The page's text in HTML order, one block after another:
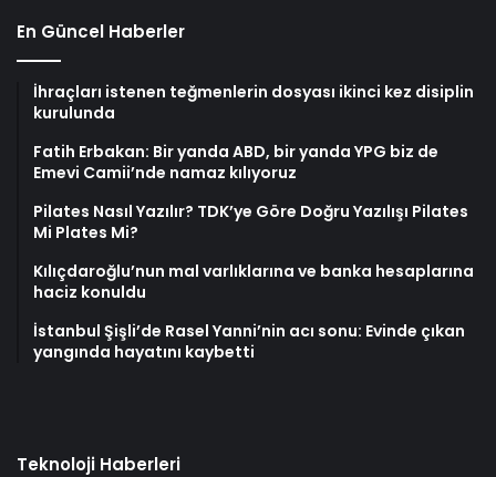
En Güncel Haberler
İhraçları istenen teğmenlerin dosyası ikinci kez disiplin
kurulunda
Fatih Erbakan: Bir yanda ABD, bir yanda YPG biz de
Emevi Camii’nde namaz kılıyoruz
Pilates Nasıl Yazılır? TDK’ye Göre Doğru Yazılışı Pilates
Mi Plates Mi?
Kılıçdaroğlu’nun mal varlıklarına ve banka hesaplarına
haciz konuldu
İstanbul Şişli’de Rasel Yanni’nin acı sonu: Evinde çıkan
yangında hayatını kaybetti
Teknoloji Haberleri